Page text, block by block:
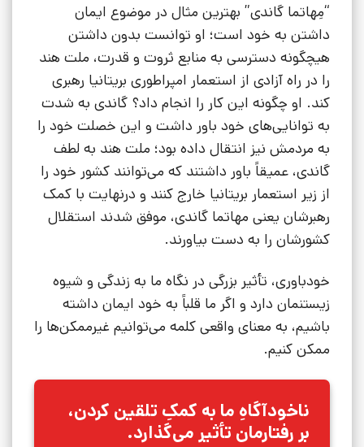
“مِهاتما گاندی” بهترین مثال در موضوع ایمان
داشتن به خود است؛ او توانست بدون داشتن
هیچگونه دسترسی به منابع ثروت و قدرت، ملت هند
را در راه آزادی از استعمار امپراطوری بریتانیا رهبری
کند. او چگونه این کار را انجام داد؟ گاندی به شدت
به توانایی‌های خود باور داشت و این خصلت خود را
به مردمش نیز انتقال داده بود؛ ملت هند به لطف
گاندی، عمیقاً باور داشتند که می‌توانند کشور خود را
از زیر استعمار بریتانیا خارج کنند و درنهایت با کمک
رهبرشان یعنی مهاتما گاندی، موفق شدند استقلال
کشورشان را به دست بیاورند.
خودباوری، تأثیر بزرگی در نگاه ما به زندگی و شیوه
زیستنمان دارد و اگر ما قلباً به خود ایمان داشته
باشیم، به معنای واقعی کلمه می‌توانیم غیرممکن‌ها را
ممکن کنیم.
ناخودآگاهِ ما به کمکِ تلقین کردن،
بر رفتارمان تأثیر می‌گذارد.